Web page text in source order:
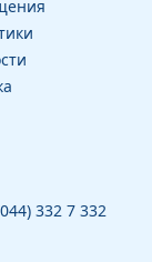
332 7 332